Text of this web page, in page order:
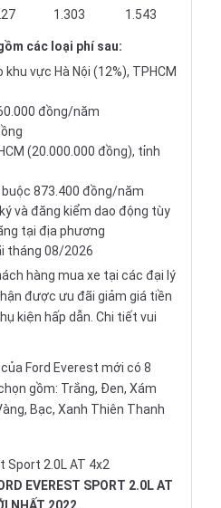
1.303 1.543
các loại phí sau:
vực Hà Nội (12%), TPHCM
đồng/năm
(20.000.000 đồng), tỉnh
873.400 đồng/năm
và đăng kiểm dao động tùy
tại địa phương
tháng 08/2026
hàng mua xe tại các đại lý
được ưu đãi giảm giá tiền
kiện hấp dẫn. Chi tiết vui
Ford Everest mới có 8
gồm: Trắng, Đen, Xám
Bạc, Xanh Thiên Thanh
Sport 2.0L AT 4x2
EVEREST SPORT 2.0L AT